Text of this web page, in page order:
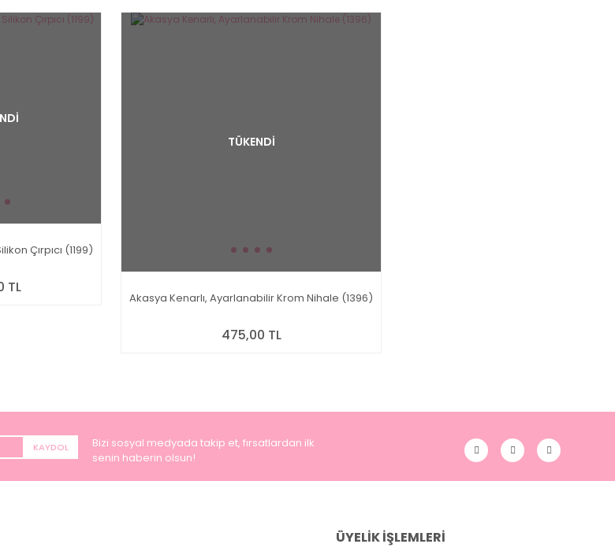
Çırpıcı (1199)
TL
TÜKENDİ
Akasya Kenarlı, Ayarlanabilir Krom Nihale (1396)
475,00 TL
KAYDOL
Bizi sosyal medyada takip et, fırsatlardan ilk
senin haberin olsun!
ÜYELİK İŞLEMLERİ